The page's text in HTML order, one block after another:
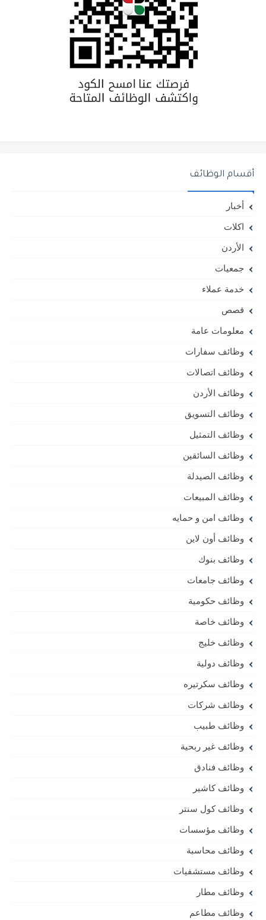
أقسام الوظائف
أخبار
اكلات
الأردن
جمعيات
خدمة عملاء
قصص
معلومات عامة
وظائف سفارات
وظائف اتصالات
وظائف الأردن
وظائف التسويق
وظائف التمثيل
وظائف السائقين
وظائف الصيدلة
وظائف المبيعات
وظائف امن و حمايه
وظائف أون لاين
وظائف بنوك
وظائف جامعات
وظائف حكومية
وظائف خاصة
وظائف خليج
وظائف دولية
وظائف سكرتيره
وظائف شركات
وظائف طبيب
وظائف غير ربحية
وظائف فنادق
وظائف كاشير
وظائف كول سنتر
وظائف مؤسسات
وظائف محاسبة
وظائف مستشفيات
وظائف مطار
وظائف مطاعم